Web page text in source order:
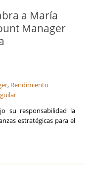
a María
Manager
, Rendimiento
su responsabilidad la
estratégicas para el